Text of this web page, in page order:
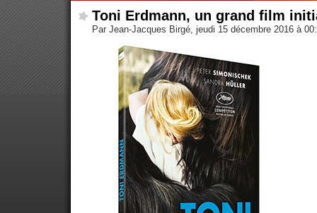
Toni Erdmann, un grand film
Par Jean-Jacques Birgé, jeudi 15 décembre 2016 à